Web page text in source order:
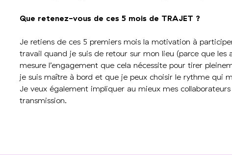
Que retenez-vous de ces 5 mois de TRAJET ?
Je retiens de ces 5 premiers mois la motivation à
travail quand je suis de retour sur mon lieu (parce que les
mesure l’engagement que cela nécessite pour tirer
je suis maître à bord et que je peux choisir le rythme qui
Je veux également impliquer au mieux mes
transmission.